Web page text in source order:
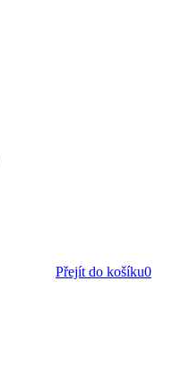
Přejít do košíku0